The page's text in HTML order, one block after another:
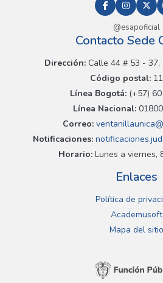
@esapoficial
Contacto Sede
Dirección:Calle 44 # 53 - 37,
Código postal:
Línea Bogotá:(+57)
Línea Nacional:
Correo:
Notificaciones:
Horario:Lunes a viernes,
Enlaces
Política de
Academusoft
Mapa del sitio